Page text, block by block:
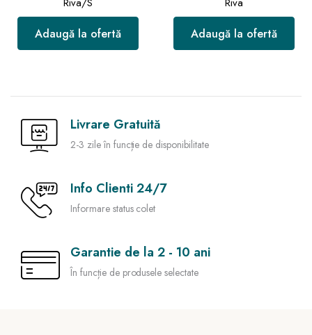
Adaugă la ofertă Adaugă la ofertă
Livrare Gratuită
2-3 zile în funcție de disponibilitate
Info Clienti 24/7
Informare status colet
Garantie de la 2 - 10 ani
În funcție de produsele selectate